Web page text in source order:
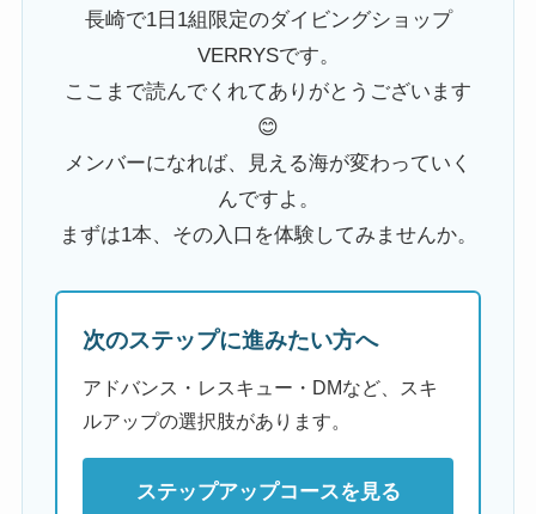
長崎で1日1組限定のダイビングショップ
VERRYSです。
ここまで読んでくれてありがとうございます
😊
メンバーになれば、見える海が変わっていく
んですよ。
まずは1本、その入口を体験してみませんか。
次のステップに進みたい方へ
アドバンス・レスキュー・DMなど、スキ
ルアップの選択肢があります。
ステップアップコースを見る